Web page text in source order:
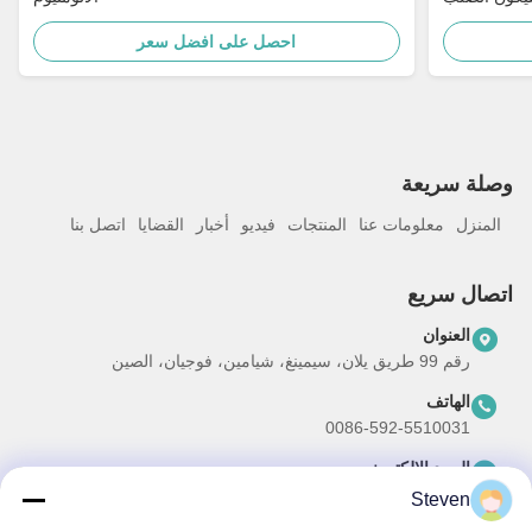
احصل على افضل سعر
وصلة سريعة
المنزل معلومات عنا المنتجات فيديو أخبار القضايا اتصل بنا
اتصال سريع
العنوان
رقم 99 طريق يلان، سيمينغ، شيامين، فوجيان، الصين
الهاتف
0086-592-5510031
البريد الإلكتروني
steven@winley-electric.com
Steven